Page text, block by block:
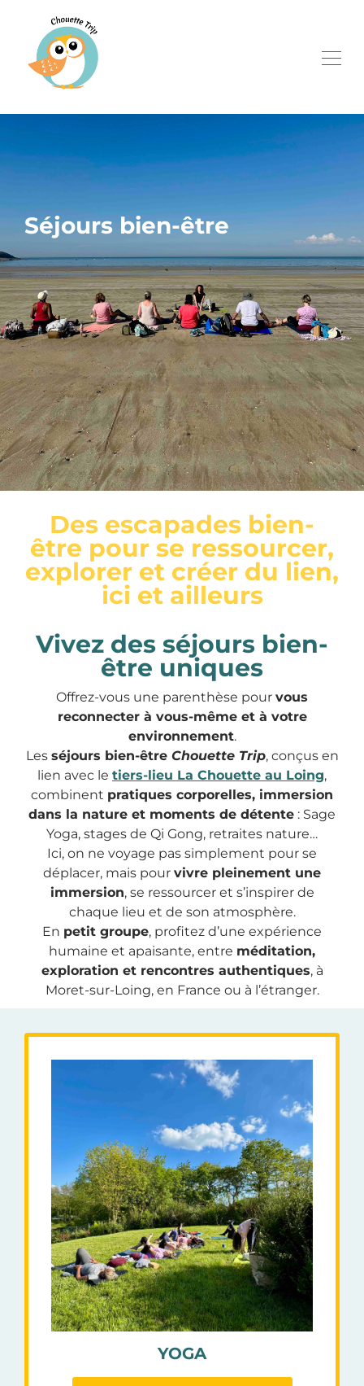
Séjours bien-être
Des escapades bien-
être pour se ressourcer,
explorer et créer du lien,
ici et ailleurs
Vivez des séjours bien-
être uniques
Offrez-vous une parenthèse pour vous
reconnecter à vous-même et à votre
environnement.
Les séjours bien-être Chouette Trip, conçus en
lien avec le tiers-lieu La Chouette au Loing,
combinent pratiques corporelles, immersion
dans la nature et moments de détente : Sage
Yoga, stages de Qi Gong, retraites nature…
Ici, on ne voyage pas simplement pour se
déplacer, mais pour vivre pleinement une
immersion, se ressourcer et s’inspirer de
chaque lieu et de son atmosphère.
En petit groupe, profitez d’une expérience
humaine et apaisante, entre méditation,
exploration et rencontres authentiques, à
Moret-sur-Loing, en France ou à l’étranger.
YOGA